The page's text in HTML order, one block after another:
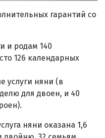
гарантий со
и родам 140
126 календарных
услуги няни (в
для двоен, и 40
няни оказана 1,6